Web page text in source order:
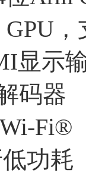
，
显示
码器
Fi®
功耗